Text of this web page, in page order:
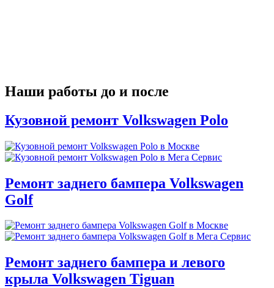
Наши работы до и после
Кузовной ремонт Volkswagen Polo
Ремонт заднего бампера Volkswagen
Golf
Ремонт заднего бампера и левого
крыла Volkswagen Tiguan